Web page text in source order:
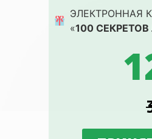
ЭЛЕКТРОННАЯ
«100